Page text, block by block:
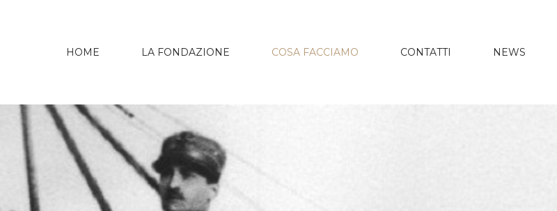
HOME LA FONDAZIONE COSA FACCIAMO CONTATTI NEWS